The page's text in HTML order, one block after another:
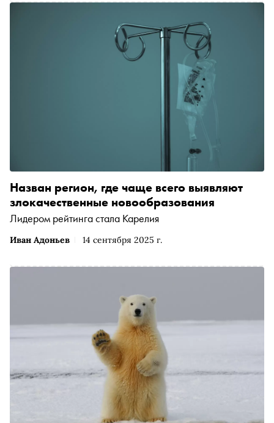
Иван Адоньев 14 сентября 2025 г.
Назван регион, где чаще всего выявляют
злокачественные новообразования
Лидером рейтинга стала Карелия